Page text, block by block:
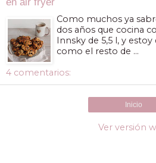
Como muchos ya
dos años que cocina
Innsky de 5,5 l, y
como el resto de ...
4 comentarios:
Inicio
Ver versión